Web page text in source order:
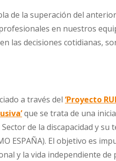
de la superación del
en nuestros
las decisiones cotidianas,
a través del ‘Proyecto
que se trata de una
de la discapacidad y su
ESPAÑA). El objetivo es
y la vida independiente de